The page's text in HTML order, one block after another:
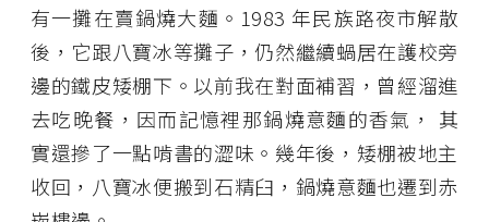
有一攤在賣鍋燒大麵。1983 年民族路夜市解散
後，它跟八寶冰等攤子，仍然繼續蝸居在護校旁
邊的鐵皮矮棚下。以前我在對面補習，曾經溜進
去吃晚餐，因而記憶裡那鍋燒意麵的香氣， 其
實還摻了一點啃書的澀味。幾年後，矮棚被地主
收回，八寶冰便搬到石精臼，鍋燒意麵也遷到赤